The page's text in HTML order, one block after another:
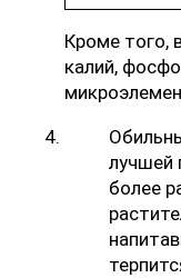
Кроме того,
калий,
лучшей
более